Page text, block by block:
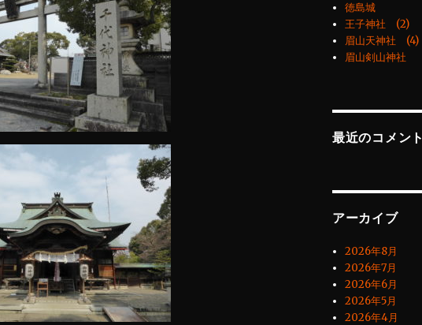
徳島城
王子神社 (2)
眉山天神社 (4)
眉山剣山神社
最近のコメント
アーカイブ
2026年8月
2026年7月
2026年6月
2026年5月
2026年4月